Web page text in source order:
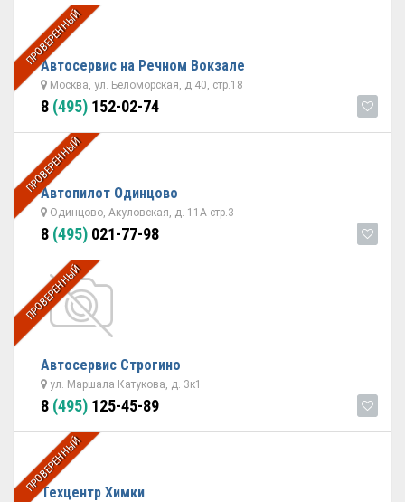
ПРОВЕРЕННЫЙ
Автосервис на Речном Вокзале
Москва, ул. Беломорская, д.40, стр.18
8 (495) 152-02-74
ПРОВЕРЕННЫЙ
Автопилот Одинцово
Одинцово, Акуловская, д. 11А стр.3
8 (495) 021-77-98
ПРОВЕРЕННЫЙ
Автосервис Строгино
ул. Маршала Катукова, д. 3к1
8 (495) 125-45-89
ПРОВЕРЕННЫЙ
Техцентр Химки